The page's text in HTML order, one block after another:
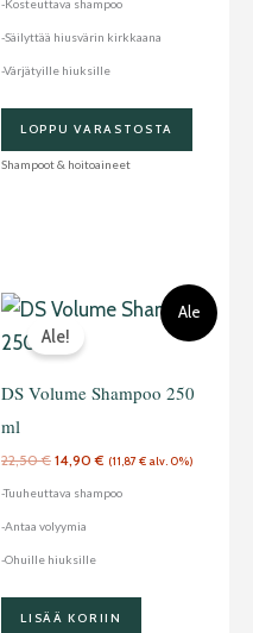
-Kosteuttava shampoo
-Säilyttää hiusvärin kirkkaana
-Värjätyille hiuksille
LOPPU VARASTOSTA
Shampoot & hoitoaineet
Ale
Ale!
DS Volume Shampoo 250
ml
22,50€
Alkuperäinen
hinta
oli:
22,50 €.
14,90€
Nykyinen
hinta
(11,87€ alv. 0%)
-Tuuheuttava shampoo
-Antaa volyymia
-Ohuille hiuksille
LISÄÄ KORIIN